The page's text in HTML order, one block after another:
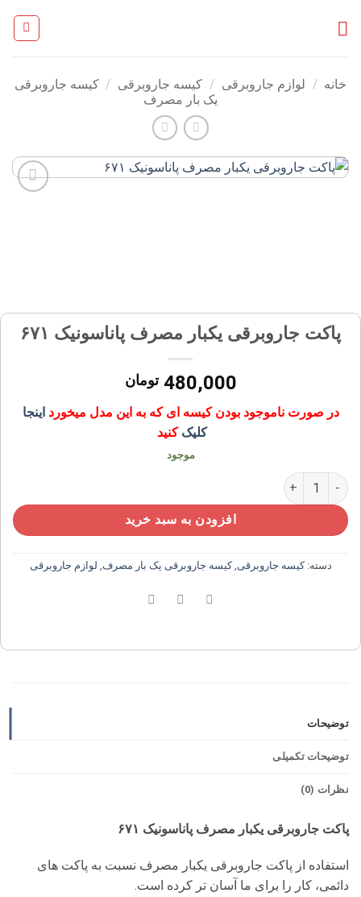
خانه / لوازم جاروبرقی / کیسه جاروبرقی / کیسه جاروبرقی
یک بار مصرف
پاکت جاروبرقی یکبار مصرف پاناسونیک ۶۷۱
480,000 تومان
در صورت ناموجود بودن کیسه ای که به این مدل میخورد اینجا
کلیک کنید
موجود
پاکت جاروبرقی یکبار مصرف پاناسونیک ۶۷۱ عدد
افزودن به سبد خرید
دسته:کیسه جاروبرقی ,کیسه جاروبرقی یک بار مصرف لوازم جاروبرقی
توضیحات
توضیحات تکمیلی
نظرات (0)
پاکت جاروبرقی یکبار مصرف پاناسونیک ۶۷۱
استفاده از پاکت جاروبرقی یکبار مصرف نسبت به پاکت های
دائمی، کار را برای ما آسان تر کرده است.